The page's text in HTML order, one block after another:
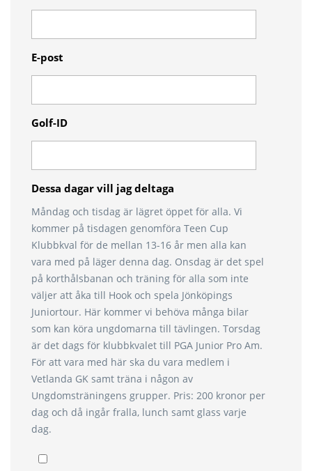
E-post
Golf-ID
Dessa dagar vill jag deltaga
Måndag och tisdag är lägret öppet för alla. Vi
kommer på tisdagen genomföra Teen Cup
Klubbkval för de mellan 13-16 år men alla kan
vara med på läger denna dag. Onsdag är det spel
på korthålsbanan och träning för alla som inte
väljer att åka till Hook och spela Jönköpings
Juniortour. Här kommer vi behöva många bilar
som kan köra ungdomarna till tävlingen. Torsdag
är det dags för klubbkvalet till PGA Junior Pro Am.
För att vara med här ska du vara medlem i
Vetlanda GK samt träna i någon av
Ungdomsträningens grupper. Pris: 200 kronor per
dag och då ingår fralla, lunch samt glass varje
dag.